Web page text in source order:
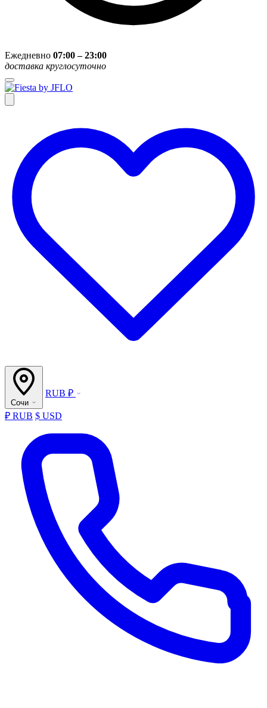
Ежедневно 07:00 – 23:00
доставка круглосуточно
Сочи
RUB ₽
₽ RUB $ USD